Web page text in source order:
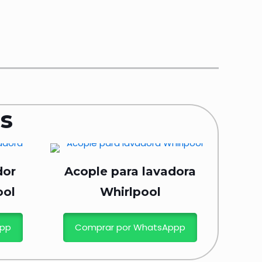
Acople para lavadora
Whirlpool
Comprar por WhatsAppp